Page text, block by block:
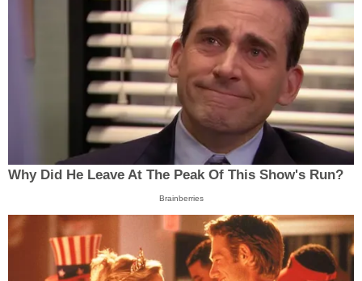
Why Did He Leave At The Peak Of This Show's Run?
Brainberries